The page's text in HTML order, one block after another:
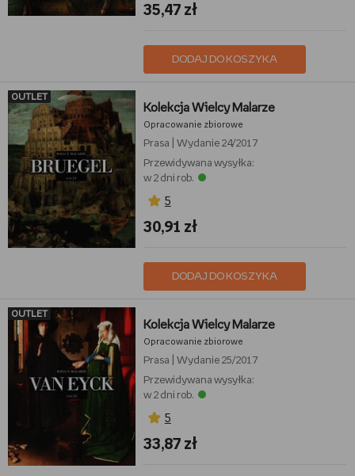
35,47 zł
DODAJ DO KOSZYKA
OUTLET
Kolekcja Wielcy Malarze
Opracowanie zbiorowe
Prasa
Wydanie 24/2017
Przewidywana wysyłka:
w 2 dni rob.
5
30,91 zł
DODAJ DO KOSZYKA
OUTLET
Kolekcja Wielcy Malarze
Opracowanie zbiorowe
Prasa
Wydanie 25/2017
Przewidywana wysyłka:
w 2 dni rob.
5
33,87 zł